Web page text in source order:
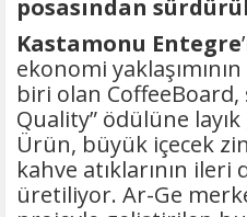
posasından
Kastamonu Entegre
ekonomi
biri olan
Quality” ödülüne
Ürün, büyük içecek
kahve atıklarının
üretiliyor. Ar-Ge